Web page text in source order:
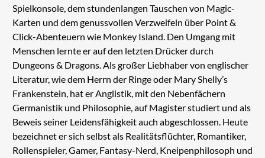
Spielkonsole, dem stundenlangen Tauschen von Magic-
Karten und dem genussvollen Verzweifeln über Point &
Click-Abenteuern wie Monkey Island. Den Umgang mit
Menschen lernte er auf den letzten Drücker durch
Dungeons & Dragons. Als großer Liebhaber von englischer
Literatur, wie dem Herrn der Ringe oder Mary Shelly’s
Frankenstein, hat er Anglistik, mit den Nebenfächern
Germanistik und Philosophie, auf Magister studiert und als
Beweis seiner Leidensfähigkeit auch abgeschlossen. Heute
bezeichnet er sich selbst als Realitätsflüchter, Romantiker,
Rollenspieler, Gamer, Fantasy-Nerd, Kneipenphilosoph und